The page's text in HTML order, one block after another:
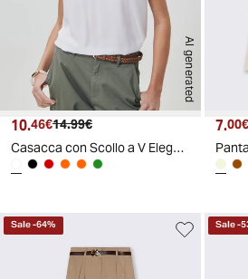
AI generated
Prezzo attuale
10.46€ Prezzo originale
14.99€
Casacca con Scollo a V Elegante - Bianco
7.00€
Sale-64% Sale-